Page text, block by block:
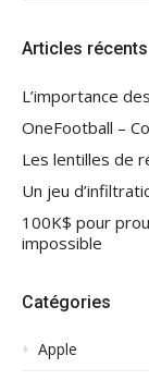
:
Articles récents
L’importance
OneFootball –
Les lentilles de
Un jeu
100K$ pour
impossible
Catégories
Apple